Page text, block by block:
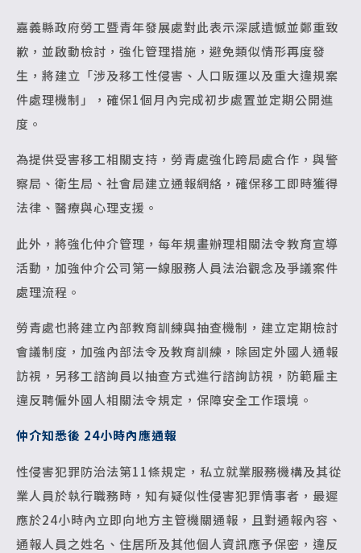
嘉義縣政府勞工暨青年發展處對此表示深感遺憾並鄭重致
歉，並啟動檢討，強化管理措施，避免類似情形再度發
生，將建立「涉及移工性侵害、人口販運以及重大違規案
件處理機制」，確保1個月內完成初步處置並定期公開進
度。
為提供受害移工相關支持，勞青處強化跨局處合作，與警
察局、衛生局、社會局建立通報網絡，確保移工即時獲得
法律、醫療與心理支援。
此外，將強化仲介管理，每年規畫辦理相關法令教育宣導
活動，加強仲介公司第一線服務人員法治觀念及爭議案件
處理流程。
勞青處也將建立內部教育訓練與抽查機制，建立定期檢討
會議制度，加強內部法令及教育訓練，除固定外國人通報
訪視，另移工諮詢員以抽查方式進行諮詢訪視，防範雇主
違反聘僱外國人相關法令規定，保障安全工作環境。
仲介知悉後 24小時內應通報
性侵害犯罪防治法第11條規定，私立就業服務機構及其從
業人員於執行職務時，知有疑似性侵害犯罪情事者，最遲
應於24小時內立即向地方主管機關通報，且對通報內容、
通報人員之姓名、住居所及其他個人資訊應予保密，違反